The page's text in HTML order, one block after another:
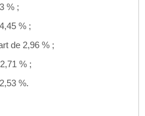
% ;
% ;
de 2,96 % ;
% ;
%.